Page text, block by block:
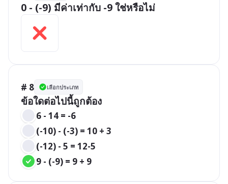
0 - (-9) มีค่าเท่ากับ -9 ใช่หรือไม่
# 8 เลือกประเภท
ข้อใดต่อไปนี้ถูกต้อง
6 - 14 = -6
(-10) - (-3) = 10 + 3
(-12) - 5 = 12-5
9 - (-9) = 9 + 9